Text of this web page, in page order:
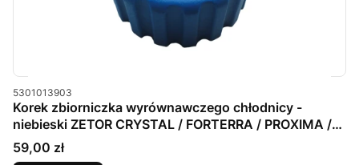
Kod produktu
5301013903
Korek zbiorniczka wyrównawczego chłodnicy -
niebieski ZETOR CRYSTAL / FORTERRA / PROXIMA /
MAJOR 80
Cena
59,00 zł